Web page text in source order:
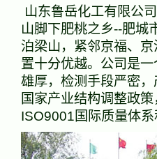
山东鲁岳化工有限公
山脚下肥桃之乡--肥城
泊梁山，紧邻京福、
置十分优越。公司是
雄厚，检测手段严密
国家产业结构调整政
ISO9001国际质量体